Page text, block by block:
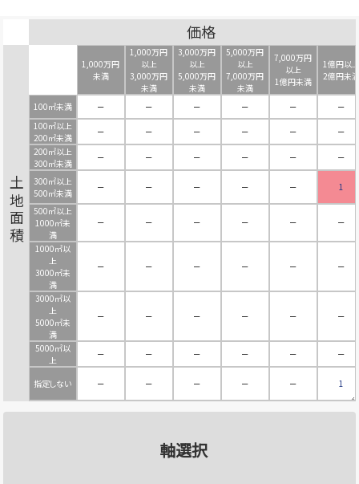
価格
土地面積
1,000万円
未満
1,000万円
以上
3,000万円
未満
3,000万円
以上
5,000万円
未満
5,000万円
以上
7,000万円
未満
7,000万円
以上
1億円未満
1億円以上
2億円未満
100㎡未満 － － － － －
－
100㎡以上
200㎡未満
－ － － － －
－
200㎡以上
300㎡未満
－ － － － －
－
300㎡以上
500㎡未満
－ － － － －
1
500㎡以上
1000㎡未
満
－ － － － － －
1000㎡以
上
3000㎡未
満
－ － － － － －
3000㎡以
上
5000㎡未
満
－ － － － － －
5000㎡以
上
－ － － － － －
指定しない － － － － － 1
軸選択